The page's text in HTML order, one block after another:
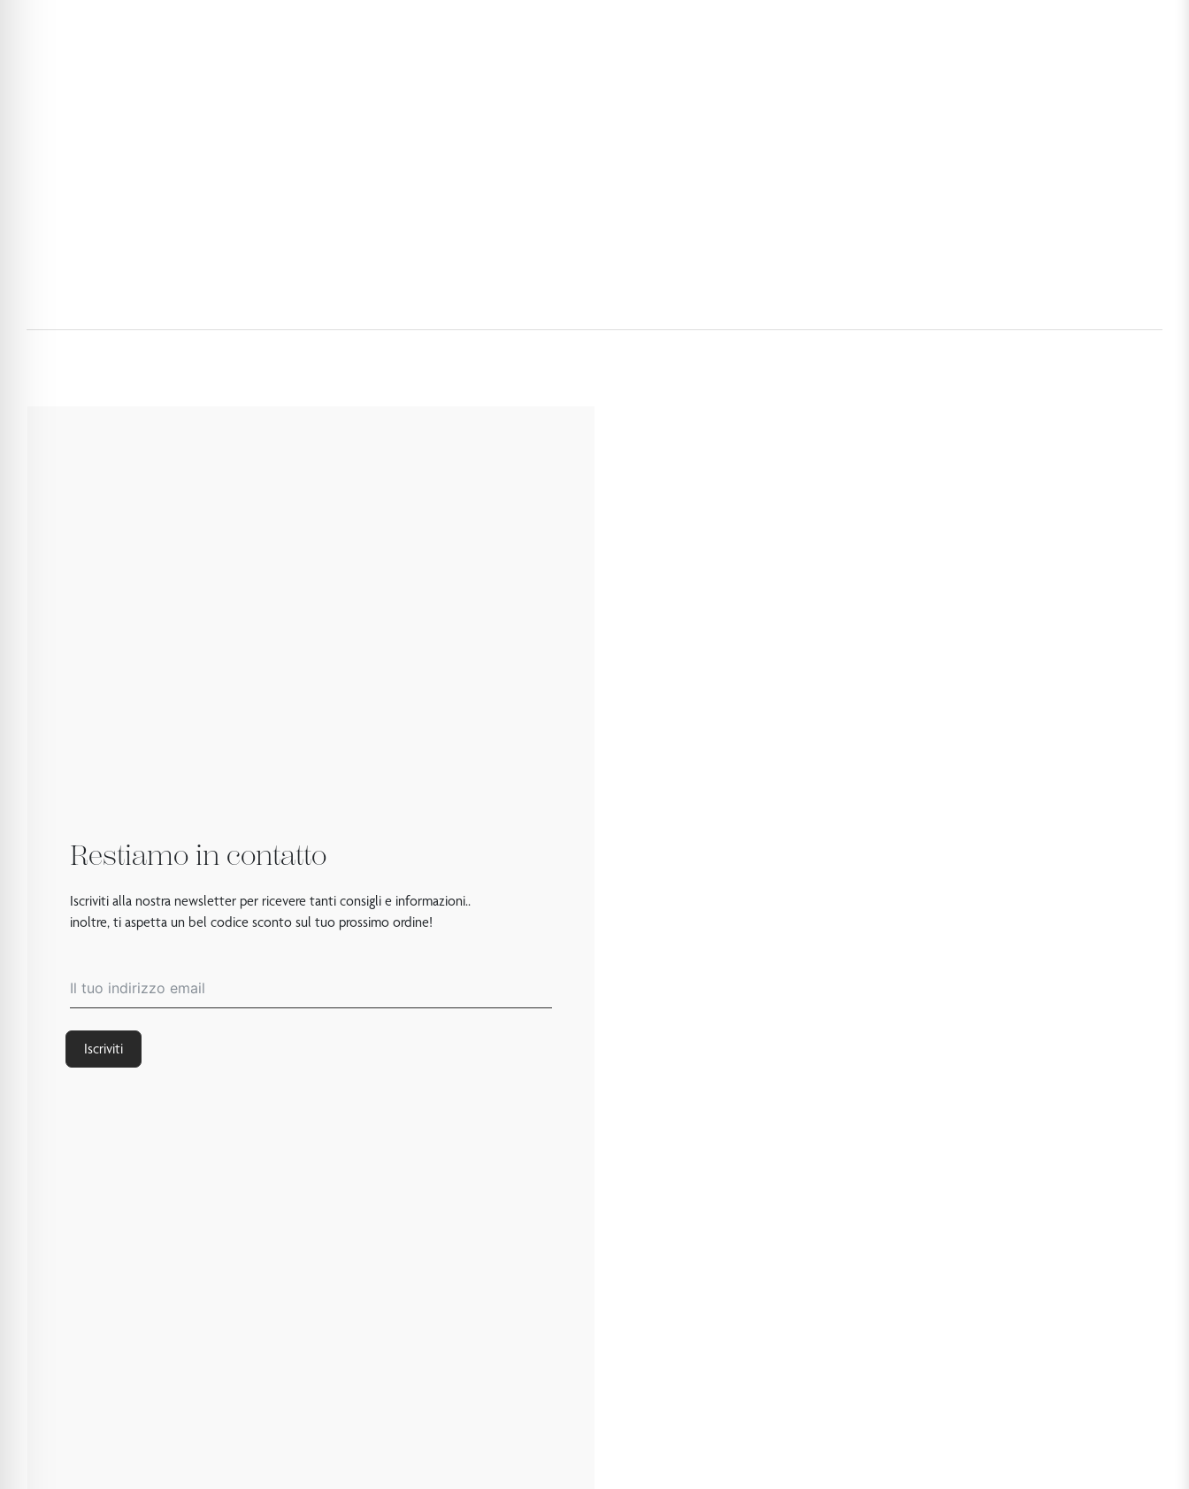
Restiamo in contatto
Iscriviti alla nostra newsletter per ricevere tanti consigli e informazioni..
inoltre, ti aspetta un bel codice sconto sul tuo prossimo ordine!
Iscriviti